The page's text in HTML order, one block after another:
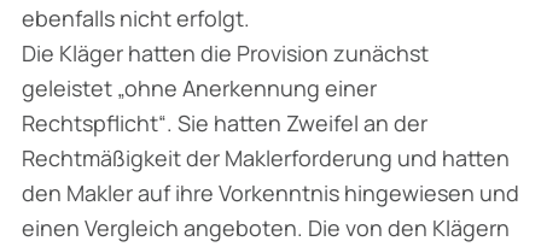
ebenfalls nicht erfolgt.
Die Kläger hatten die Provision zunächst
geleistet „ohne Anerkennung einer
Rechtspflicht“. Sie hatten Zweifel an der
Rechtmäßigkeit der Maklerforderung und hatten
den Makler auf ihre Vorkenntnis hingewiesen und
einen Vergleich angeboten. Die von den Klägern